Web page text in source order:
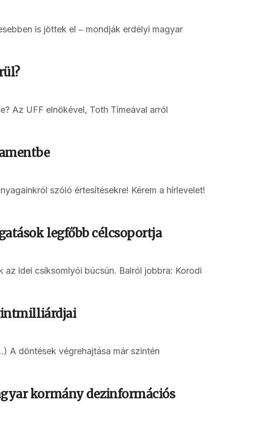
is jöttek el ‒ mondják erdélyi magyar
Az UFF elnökével, Toth Tímeával arról
szóló értesítésekre! Kérem a hírlevelet!
legfőbb célcsoportja
idei csíksomlyói búcsún. Balról jobbra: Korodi
A döntések végrehajtása már szintén
kormány dezinformációs